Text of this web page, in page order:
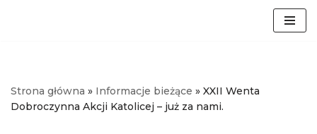
Strona główna » Informacje bieżące » XXII Wenta
Dobroczynna Akcji Katolicej – już za nami.